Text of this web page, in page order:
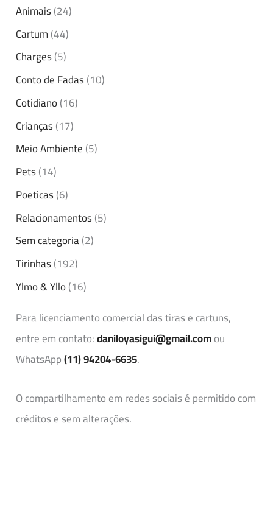
Animais(24)
Cartum(44)
Charges(5)
Conto de Fadas(10)
Cotidiano(16)
Crianças(17)
Meio Ambiente(5)
Pets(14)
Poeticas(6)
Relacionamentos(5)
Sem categoria(2)
Tirinhas(192)
Ylmo & Yllo(16)
Para licenciamento comercial das tiras e cartuns,
entre em contato:daniloyasigui@gmail.comou
WhatsApp(11) 94204-6635.
O compartilhamento em redes sociais é permitido com
créditos e sem alterações.